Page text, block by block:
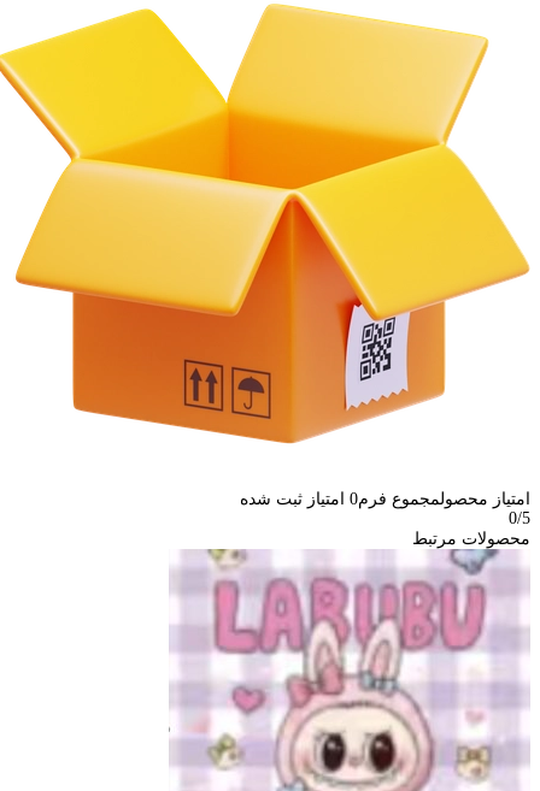
امتیاز محصولمجموع فرم0 امتیاز ثبت شده
0/5
محصولات مرتبط